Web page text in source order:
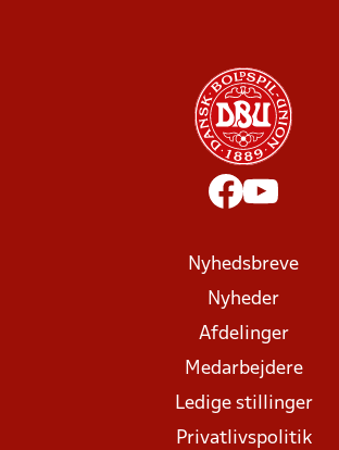
Nyhedsbreve
Nyheder
Afdelinger
Medarbejdere
Ledige stillinger
Privatlivspolitik